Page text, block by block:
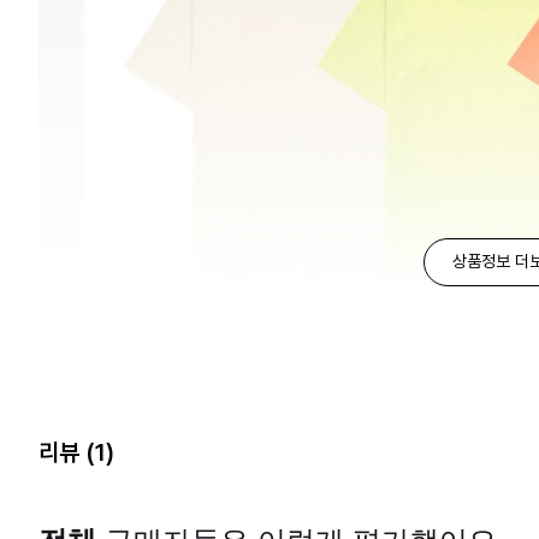
상품정보 더
리뷰 (1)